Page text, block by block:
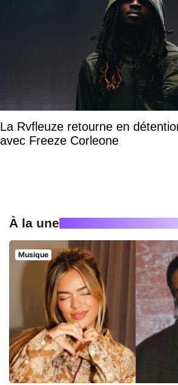
La Rvfleuze retourne en
avec Freeze Corleone
À la une
Musique